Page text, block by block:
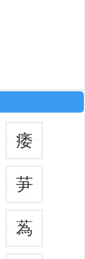
痿
芛
蒍